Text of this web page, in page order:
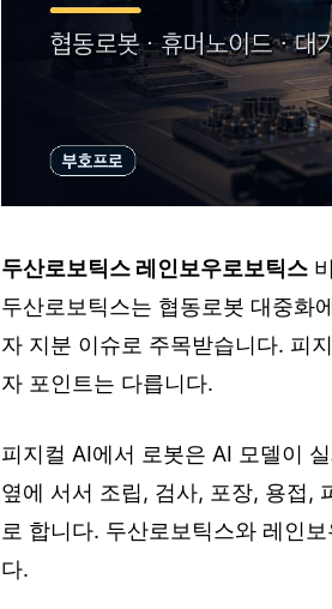
두산로보틱스 레인보우로보틱스
두산로보틱스는 협동로봇 대중화
자 지분 이슈로 주목받습니다. 피
자 포인트는 다릅니다.
피지컬 AI에서 로봇은 AI 모델이
옆에 서서 조립, 검사, 포장, 용접,
로 합니다. 두산로보틱스와 레인
다.